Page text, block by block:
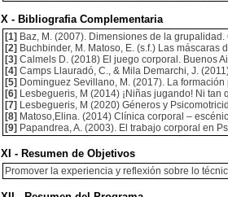
X - Bibliografia Complementaria
[1] Baz, M. (2007). Dimensiones de la
[2] Buchbinder, M. Matoso, E. (s.f.) Las
[3] Calmels D. (2018) El juego corporal. Buenos
[4] Camps Llauradó, C., & Mila Demarchi, J.
[5] Dominguez Sevillano, M. (2017). La
[6] Lesbegueris, M (2014) ¡Niñas jugando! Ni
[7] Lesbegueris, M (2020) Géneros y
[8] Matoso,Elina. (2014) Clínica corporal –
[9] Papandrea, A. (2003). El trabajo corporal en
XI - Resumen de Objetivos
Promover la experiencia y reflexión sobre lo